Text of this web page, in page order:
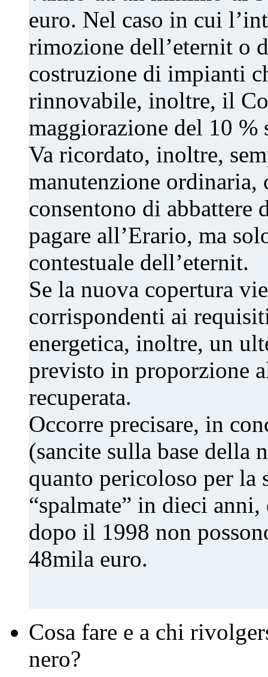
euro. Nel caso in cui
rimozione dell’eternit o
costruzione di impianti
rinnovabile, inoltre, il
maggiorazione del 10
Va ricordato, inoltre,
manutenzione
consentono di abbattere
pagare all’Erario, ma
contestuale dell’eternit.
Se la nuova copertura
corrispondenti ai
energetica, inoltre, un
previsto in proporzione
recuperata.
Occorre precisare, in
(sancite sulla base della
quanto pericoloso per la
“spalmate” in dieci
dopo il 1998 non
48mila euro.
Cosa fare e a chi
nero?